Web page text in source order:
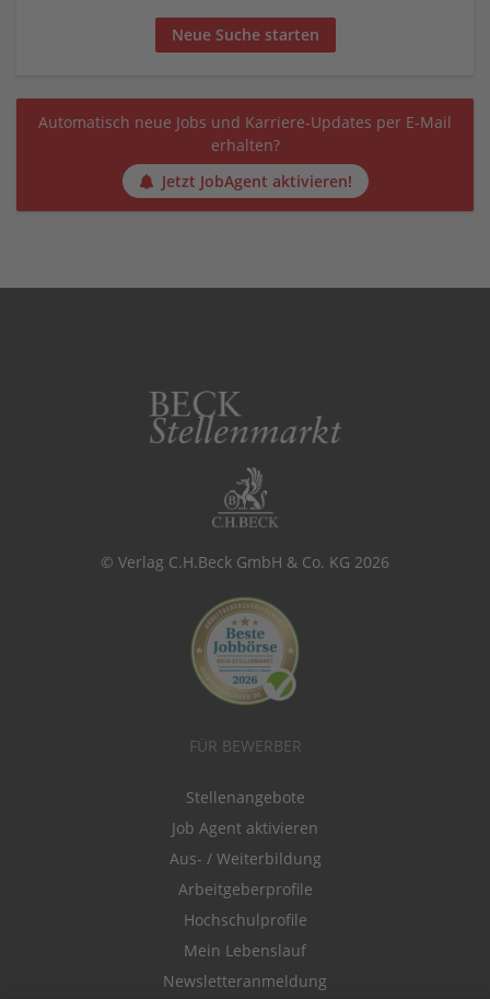
Neue Suche starten
Automatisch neue Jobs und Karriere-Updates per E-Mail
erhalten?
Jetzt JobAgent aktivieren!
© Verlag C.H.Beck GmbH & Co. KG 2026
FÜR BEWERBER
Stellenangebote
Job Agent aktivieren
Aus- / Weiterbildung
Arbeitgeberprofile
Hochschulprofile
Mein Lebenslauf
Newsletteranmeldung